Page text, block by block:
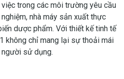
trong các môi trường yêu cầu
nhà máy sản xuất thực
dược phẩm. Với thiết kế tinh tế
không chỉ mang lại sự thoải mái
người sử dụng.